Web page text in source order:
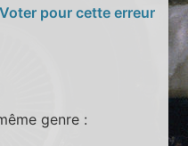
Voter pour cette erreur
genre :